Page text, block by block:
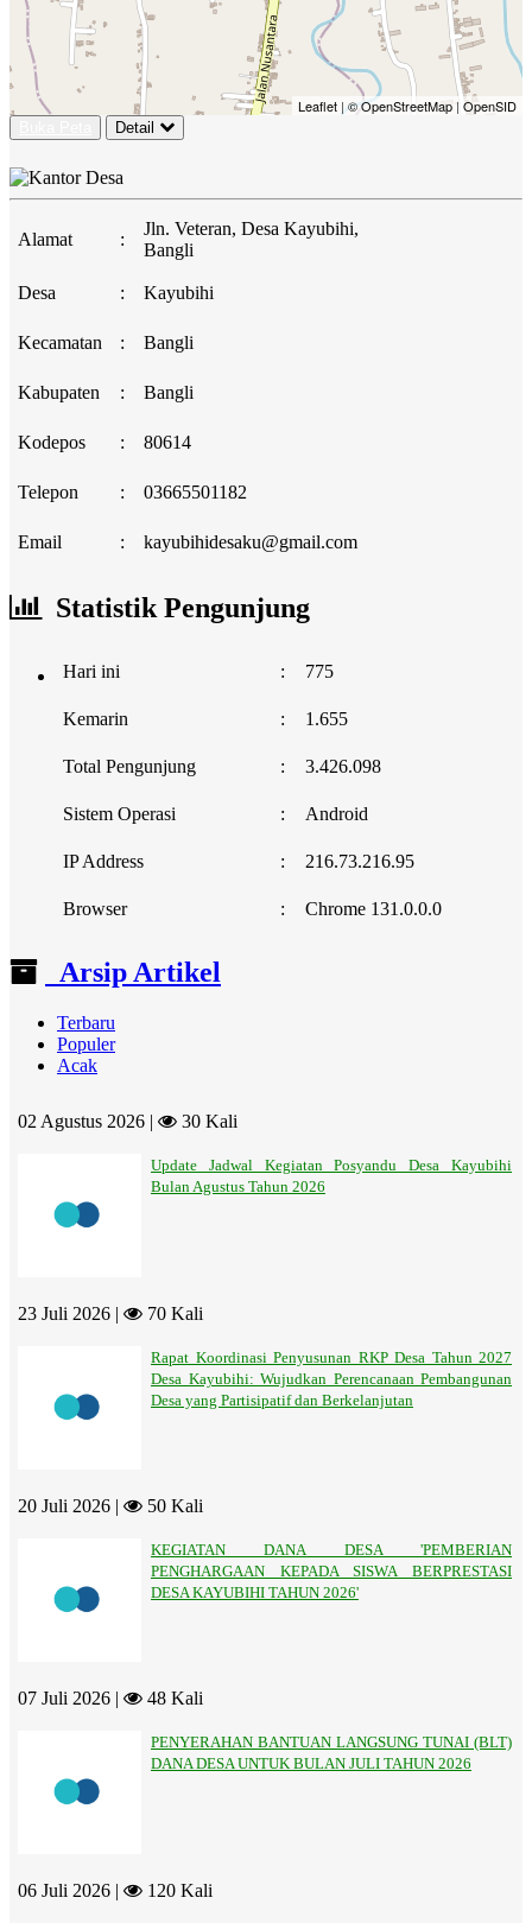
Leaflet | © OpenStreetMap | OpenSID
Detail
Alamat :
Jln. Veteran, Desa Kayubihi,
Bangli
Desa : Kayubihi
Kecamatan : Bangli
Kabupaten : Bangli
Kodepos : 80614
Telepon : 03665501182
Email : kayubihidesaku@gmail.com
Statistik Pengunjung
Hari ini : 775
Kemarin : 1.655
Total Pengunjung : 3.426.098
Sistem Operasi : Android
IP Address : 216.73.216.95
Browser : Chrome 131.0.0.0
Arsip Artikel
Terbaru
Populer
Acak
02 Agustus 2026 | 30 Kali
Update Jadwal Kegiatan Posyandu Desa Kayubihi
Bulan Agustus Tahun 2026
23 Juli 2026 | 70 Kali
Rapat Koordinasi Penyusunan RKP Desa Tahun 2027
Desa Kayubihi: Wujudkan Perencanaan Pembangunan
Desa yang Partisipatif dan Berkelanjutan
20 Juli 2026 | 50 Kali
KEGIATAN DANA DESA 'PEMBERIAN
PENGHARGAAN KEPADA SISWA BERPRESTASI
DESA KAYUBIHI TAHUN 2026'
07 Juli 2026 | 48 Kali
PENYERAHAN BANTUAN LANGSUNG TUNAI (BLT)
DANA DESA UNTUK BULAN JULI TAHUN 2026
06 Juli 2026 | 120 Kali